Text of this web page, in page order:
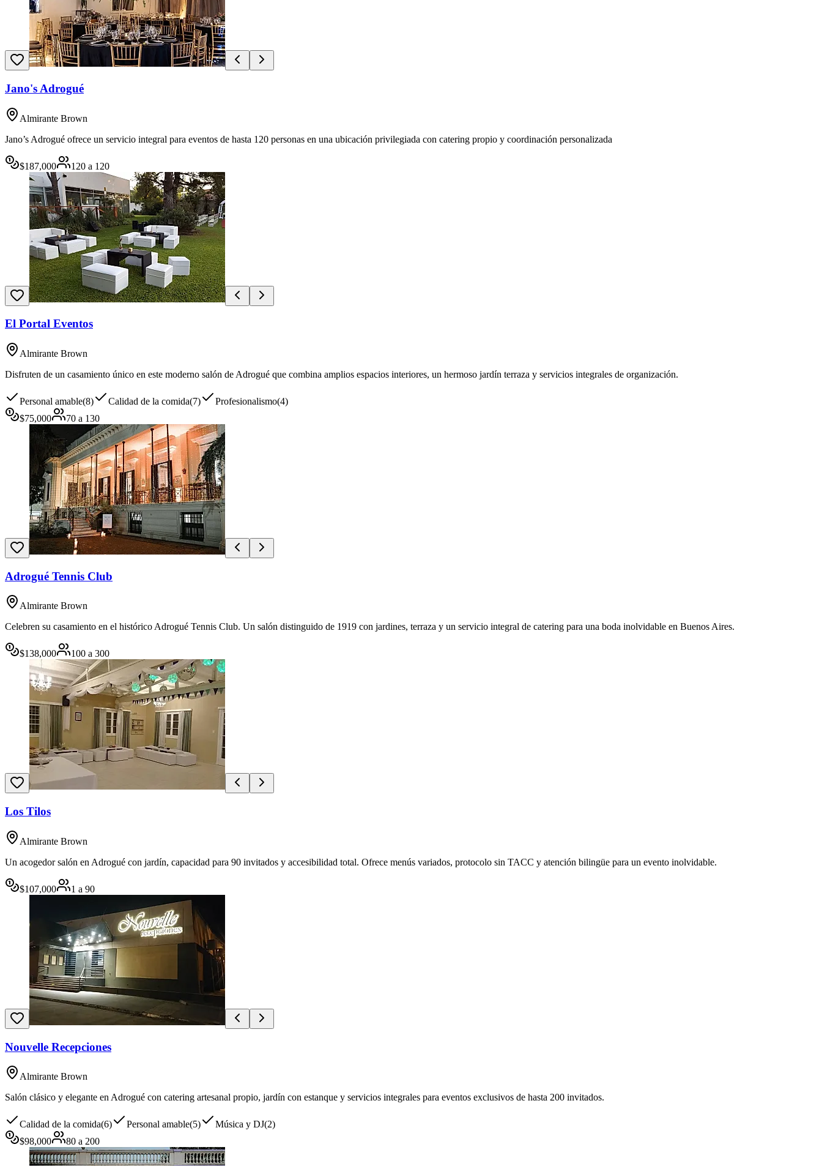
Jano's Adrogué
Almirante Brown
Jano’s Adrogué ofrece un servicio integral para eventos de hasta 120 personas en una ubicación privilegiada con catering propio y coordinación personalizada
$187,000 120 a 120
El Portal Eventos
Almirante Brown
Disfruten de un casamiento único en este moderno salón de Adrogué que combina amplios espacios interiores, un hermoso jardín terraza y servicios integrales de organización.
Personal amable(8) Calidad de la comida(7) Profesionalismo(4)
$75,000 70 a 130
Adrogué Tennis Club
Almirante Brown
Celebren su casamiento en el histórico Adrogué Tennis Club. Un salón distinguido de 1919 con jardines, terraza y un servicio integral de catering para una boda inolvidable en Buenos Aires.
$138,000 100 a 300
Los Tilos
Almirante Brown
Un acogedor salón en Adrogué con jardín, capacidad para 90 invitados y accesibilidad total. Ofrece menús variados, protocolo sin TACC y atención bilingüe para un evento inolvidable.
$107,000 1 a 90
Nouvelle Recepciones
Almirante Brown
Salón clásico y elegante en Adrogué con catering artesanal propio, jardín con estanque y servicios integrales para eventos exclusivos de hasta 200 invitados.
Calidad de la comida(6) Personal amable(5) Música y DJ(2)
$98,000 80 a 200